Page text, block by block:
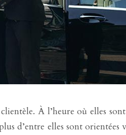
À l’heure où elles
d’entre elles sont